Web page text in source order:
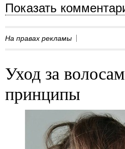
Показать
На правах рекламы
Уход за
принципы